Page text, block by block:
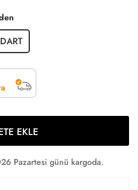
EKLE
Pazartesi günü kargoda.